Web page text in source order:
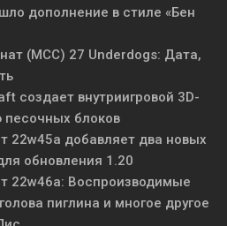
дополнение в стиле «Бен
(MCC) 27 Underdogs: Дата,
создает внутриигровой 3D-
блоков
22w45a добавляет два новых
обновления 1.20
22w46a: Воспроизводимые
пиглина и многое другое